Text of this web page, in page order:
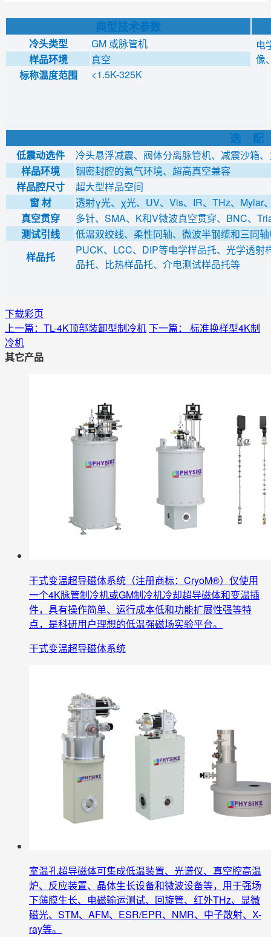
典型技术参数
冷头类型 GM 或脉管机
电
像
样品环境
真空
标称温度范围
<1.5K-325K
选 配
低震动选件
冷头悬浮减震、阀体分离脉管机、减震沙箱
样品环境
铟密封腔的氦气环境、超高真空兼容
样品腔尺寸
超大型样品空间
窗 材
透射γ光、χ光、UV、Vis、IR、THz、Mylar
真空贯穿
多针、SMA、K和V微波真空贯穿、BNC、
测试引线
低温双绞线、柔性同轴、微波半钢缆和三同
样品托
PUCK、LCC、DIP等电学样品托、光学透
品托、比热样品托、介电测试样品托等
下载彩页
上一篇：TL-4K顶部装卸型制冷机下一篇： 标准换样型4K制
冷机
其它产品
干式变温超导磁体系统（注册商标：CryoM®）仅使用
一个4K脉管制冷机或GM制冷机冷却超导磁体和变温插
件，具有操作简单、运行成本低和功能扩展性强等特
点，是科研用户理想的低温强磁场实验平台。
干式变温超导磁体系统
室温孔超导磁体可集成低温装置、光谱仪、真空腔高温
炉、反应装置、晶体生长设备和微波设备等，用于强场
下薄膜生长、电磁输运测试、回旋管、红外THz、显微
磁光、STM、AFM、ESR/EPR、NMR、中子散射、X-
ray等。